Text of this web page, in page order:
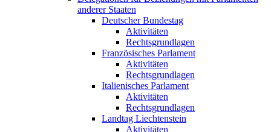
anderer Staaten
Deutscher Bundestag
Aktivitäten
Rechtsgrundlagen
Französisches Parlament
Aktivitäten
Rechtsgrundlagen
Italienisches Parlament
Aktivitäten
Rechtsgrundlagen
Landtag Liechtenstein
Aktivitäten